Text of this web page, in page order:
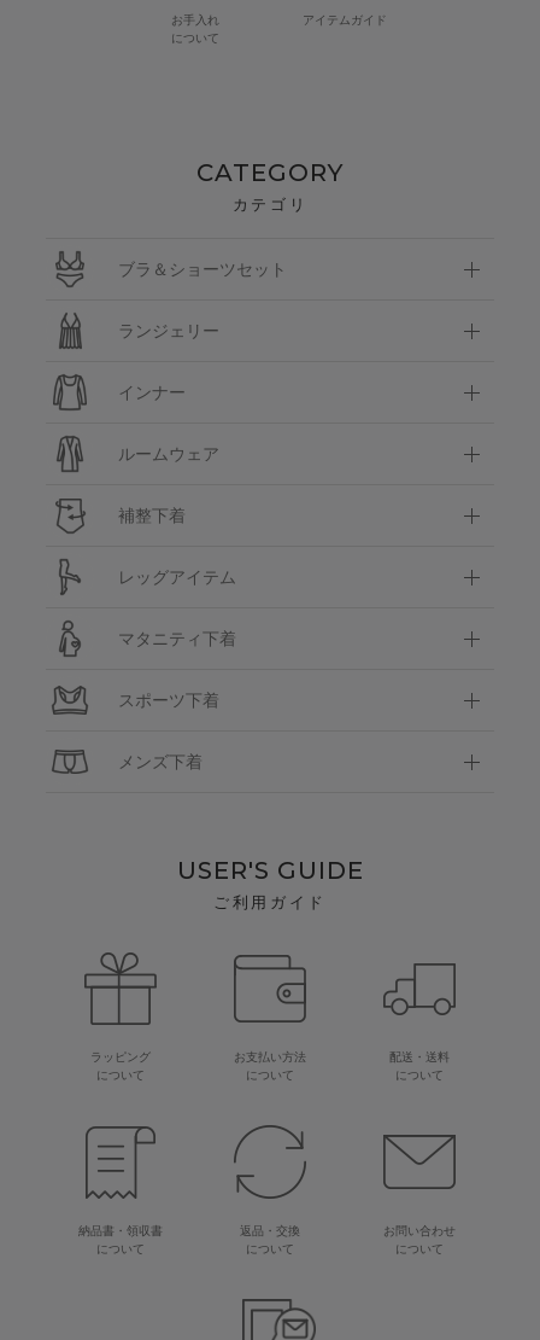
お手入れ
について
アイテムガイド
CATEGORY
カテゴリ
ブラ＆ショーツセット
ランジェリー
インナー
ルームウェア
補整下着
レッグアイテム
マタニティ下着
スポーツ下着
メンズ下着
USER'S GUIDE
ご利用ガイド
ラッピング
について
お支払い方法
について
配送・送料
について
納品書・領収書
について
返品・交換
について
お問い合わせ
について